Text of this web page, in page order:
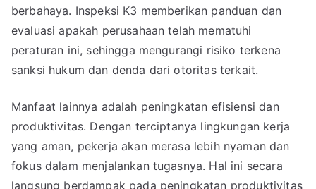
berbahaya. Inspeksi K3 memberikan panduan dan
evaluasi apakah perusahaan telah mematuhi
peraturan ini, sehingga mengurangi risiko terkena
sanksi hukum dan denda dari otoritas terkait.
Manfaat lainnya adalah peningkatan efisiensi dan
produktivitas. Dengan terciptanya lingkungan kerja
yang aman, pekerja akan merasa lebih nyaman dan
fokus dalam menjalankan tugasnya. Hal ini secara
langsung berdampak pada peningkatan produktivitas